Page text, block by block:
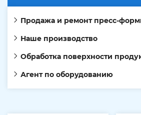
Продажа и ремонт пресс-
Наше производство
Обработка поверхности
Агент по оборудованию